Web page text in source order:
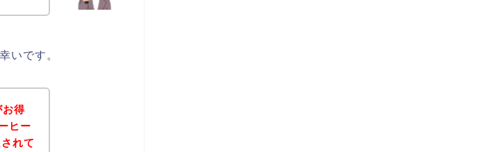
いです。
お得
ヒー
れて